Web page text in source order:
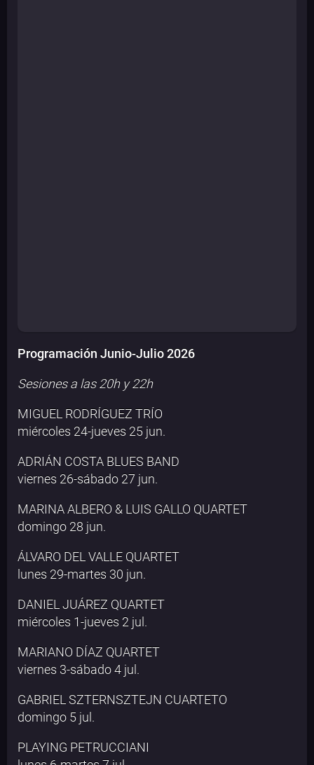
Programación Junio-Julio 2026
Sesiones a las 20h y 22h
MIGUEL RODRÍGUEZ TRÍO
miércoles 24-jueves 25 jun.
ADRIÁN COSTA BLUES BAND
viernes 26-sábado 27 jun.
MARINA ALBERO & LUIS GALLO QUARTET
domingo 28 jun.
ÁLVARO DEL VALLE QUARTET
lunes 29-martes 30 jun.
DANIEL JUÁREZ QUARTET
miércoles 1-jueves 2 jul.
MARIANO DÍAZ QUARTET
viernes 3-sábado 4 jul.
GABRIEL SZTERNSZTEJN CUARTETO
domingo 5 jul.
PLAYING PETRUCCIANI